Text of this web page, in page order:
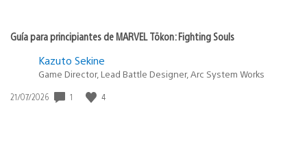
Guía para principiantes de MARVEL Tōkon: Fighting Souls
Kazuto Sekine
Game Director, Lead Battle Designer, Arc System Works
Fecha
21/07/2026 1 4